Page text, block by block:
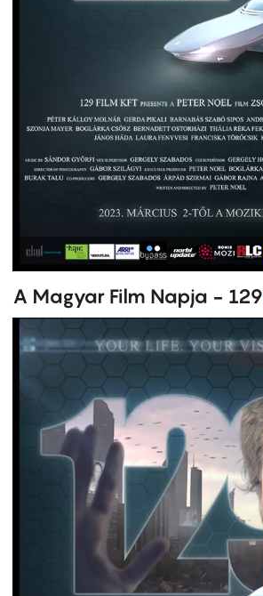
A Magyar Film Napja - 129